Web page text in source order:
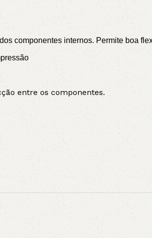
componentes internos. Permite boa
entre os componentes.